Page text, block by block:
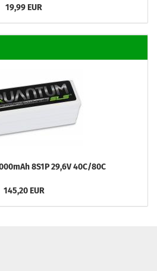
19,99 EUR
8S1P 29,6V 40C/80C
145,20 EUR